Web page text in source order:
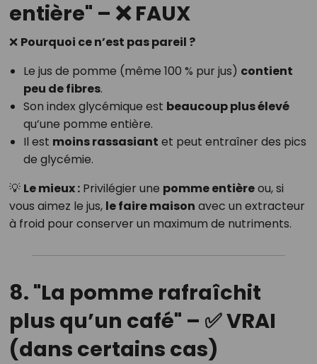
entière" – ❌ FAUX
❌ Pourquoi ce n’est pas pareil ?
Le jus de pomme (même 100 % pur jus) contient
peu de fibres.
Son index glycémique est beaucoup plus élevé
qu’une pomme entière.
Il est moins rassasiant et peut entraîner des pics
de glycémie.
💡 Le mieux :Privilégier une pomme entièreou, si
vous aimez le jus, le faire maison avec un extracteur
à froid pour conserver un maximum de nutriments.
8. "La pomme rafraîchit
plus qu’un café" – ✅ VRAI
(dans certains cas)